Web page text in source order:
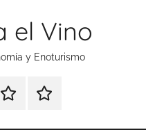
el Vino
y Enoturismo
RankingContacto